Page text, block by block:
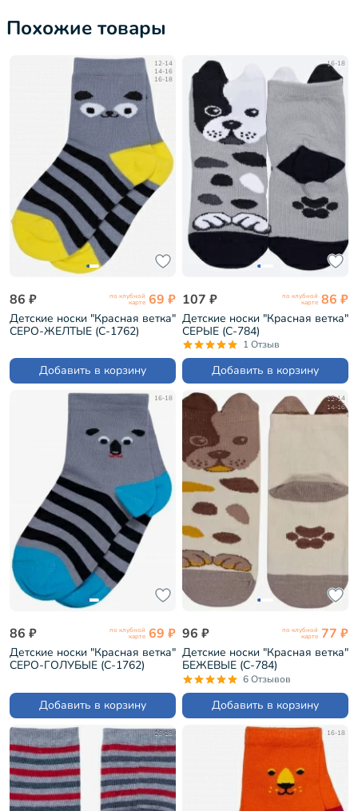
Похожие товары
12-14
14-16
16-18
86 ₽ по клубной
карте 69 ₽
Детские носки "Красная ветка"
СЕРО-ЖЕЛТЫЕ (С-1762)
Добавить в корзину
16-18
107 ₽ по клубной
карте 86 ₽
Детские носки "Красная ветка"
СЕРЫЕ (С-784)
1 Отзыв
Добавить в корзину
16-18
86 ₽ по клубной
карте 69 ₽
Детские носки "Красная ветка"
СЕРО-ГОЛУБЫЕ (С-1762)
Добавить в корзину
12-14
14-16
96 ₽ по клубной
карте 77 ₽
Детские носки "Красная ветка"
БЕЖЕВЫЕ (С-784)
6 Отзывов
Добавить в корзину
16-18 16-18